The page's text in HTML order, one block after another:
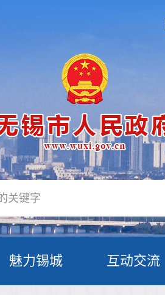
魅力锡城 互动交流